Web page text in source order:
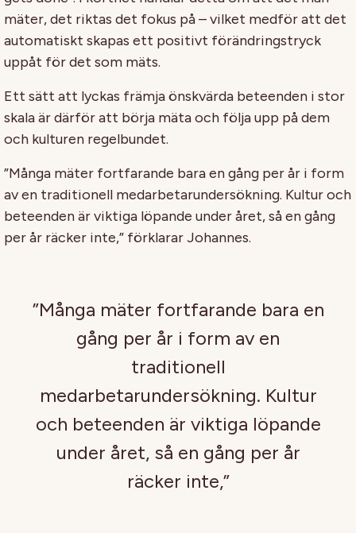
mäter, det riktas det fokus på – vilket medför att det
automatiskt skapas ett positivt förändringstryck
uppåt för det som mäts.
Ett sätt att lyckas främja önskvärda beteenden i stor
skala är därför att börja mäta och följa upp på dem
och kulturen regelbundet.
”Många mäter fortfarande bara en gång per år i form
av en traditionell medarbetarundersökning. Kultur och
beteenden är viktiga löpande under året, så en gång
per år räcker inte,” förklarar Johannes.
”Många mäter fortfarande bara en
gång per år i form av en
traditionell
medarbetarundersökning. Kultur
och beteenden är viktiga löpande
under året, så en gång per år
räcker inte,”